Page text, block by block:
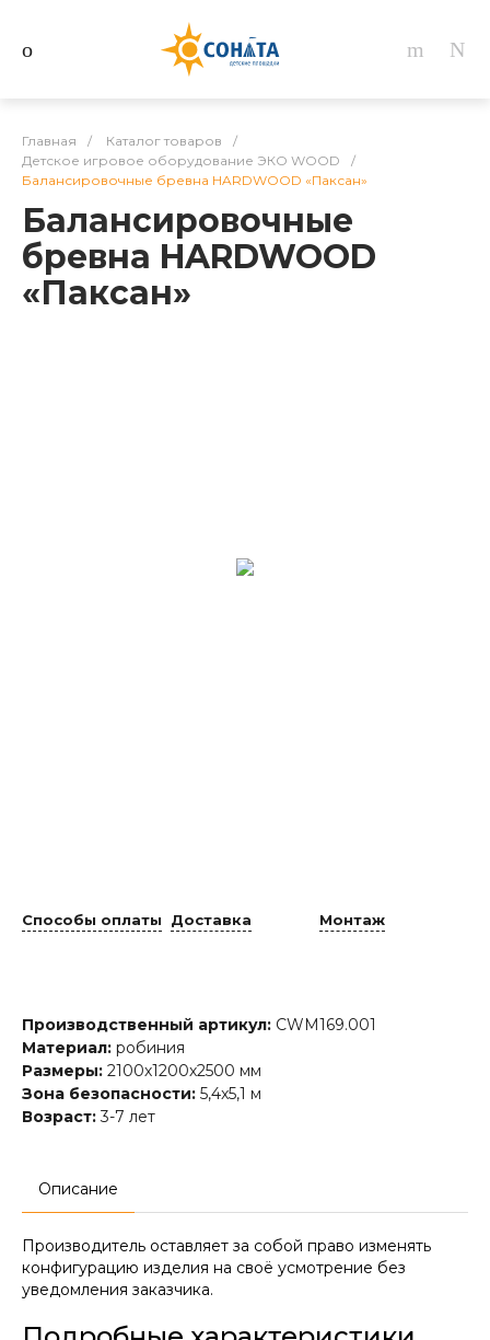
Главная / Каталог товаров
/
Детское игровое оборудование ЭКО WOOD
/
Балансировочные бревна HARDWOOD «Паксан»
Балансировочные
бревна HARDWOOD
«Паксан»
Способы оплаты Доставка Монтаж
Производственный артикул: CWM169.001
Материал: робиния
Размеры: 2100х1200х2500 мм
Зона безопасности: 5,4x5,1 м
Возраст:3-7 лет
Описание
Производитель оставляет за собой право изменять
конфигурацию изделия на своё усмотрение без
уведомления заказчика.